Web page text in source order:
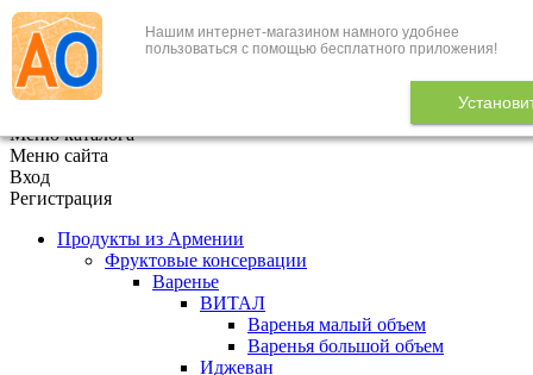
Нашим интернет-магазином намного удобнее
пользоваться с помощью бесплатного приложения!
+7 (495) 646-888-1
В корзине 0
Меню каталога
Меню сайта
Вход
Регистрация
Продукты из Армении
Фруктовые консервации
Варенье
ВИТАЛ
Варенья малый объем
Варенья большой объем
Иджеван